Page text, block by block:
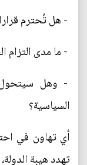
- هل تُحترم
- ما مدى التزام
- وهل سيتحول
السياسية؟
أي تهاون في
تهدد هيبة